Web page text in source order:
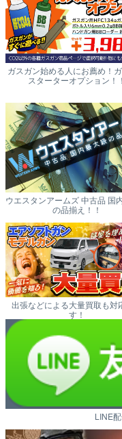
ガスガン始める人にお薦め！
スターターオプション！！
ウエスタンアームズ 中古品 国
の品揃え！！
出張などによる大量買取も対
す！
LINE